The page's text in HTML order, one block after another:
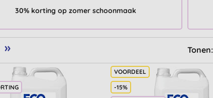
30% korting op zomer schoonmaak
» Tonen:
-15%